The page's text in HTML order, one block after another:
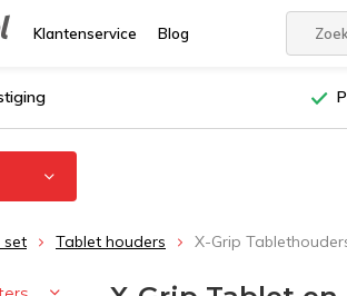
Klantenservice Blog
set Tablet houders X-Grip